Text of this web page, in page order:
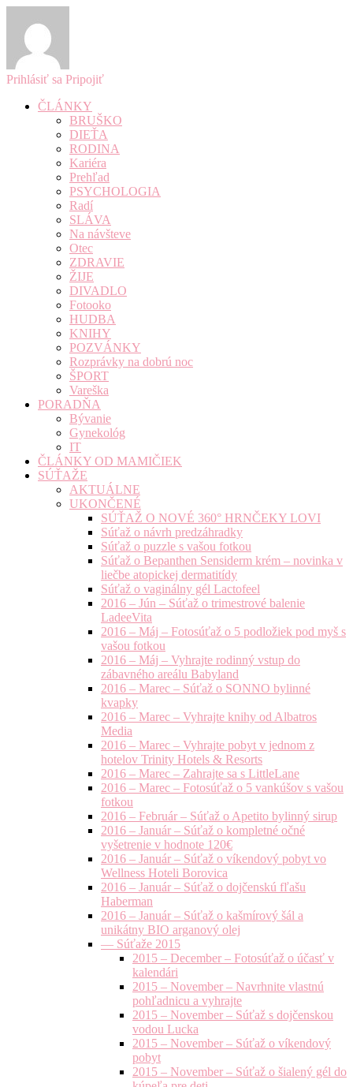
Prihlásiť sa Pripojiť
ČLÁNKY
BRUŠKO
DIEŤA
RODINA
Kariéra
Prehľad
PSYCHOLOGIA
Radí
SLÁVA
Na návšteve
Otec
ZDRAVIE
ŽIJE
DIVADLO
Fotooko
HUDBA
KNIHY
POZVÁNKY
Rozprávky na dobrú noc
ŠPORT
Vareška
PORADŇA
Bývanie
Gynekológ
IT
ČLÁNKY OD MAMIČIEK
SÚŤAŽE
AKTUÁLNE
UKONČENÉ
SÚŤAŽ O NOVÉ 360° HRNČEKY LOVI
Súťaž o návrh predzáhradky
Súťaž o puzzle s vašou fotkou
Súťaž o Bepanthen Sensiderm krém – novinka v
liečbe atopickej dermatitídy
Súťaž o vaginálny gél Lactofeel
2016 – Jún – Súťaž o trimestrové balenie
LadeeVita
2016 – Máj – Fotosúťaž o 5 podložiek pod myš s
vašou fotkou
2016 – Máj – Vyhrajte rodinný vstup do
zábavného areálu Babyland
2016 – Marec – Súťaž o SONNO bylinné
kvapky
2016 – Marec – Vyhrajte knihy od Albatros
Media
2016 – Marec – Vyhrajte pobyt v jednom z
hotelov Trinity Hotels & Resorts
2016 – Marec – Zahrajte sa s LittleLane
2016 – Marec – Fotosúťaž o 5 vankúšov s vašou
fotkou
2016 – Február – Súťaž o Apetito bylinný sirup
2016 – Január – Súťaž o kompletné očné
vyšetrenie v hodnote 120€
2016 – Január – Súťaž o víkendový pobyt vo
Wellness Hoteli Borovica
2016 – Január – Súťaž o dojčenskú fľašu
Haberman
2016 – Január – Súťaž o kašmírový šál a
unikátny BIO arganový olej
— Súťaže 2015
2015 – December – Fotosúťaž o účasť v
kalendári
2015 – November – Navrhnite vlastnú
pohľadnicu a vyhrajte
2015 – November – Súťaž s dojčenskou
vodou Lucka
2015 – November – Súťaž o víkendový
pobyt
2015 – November – Súťaž o šialený gél do